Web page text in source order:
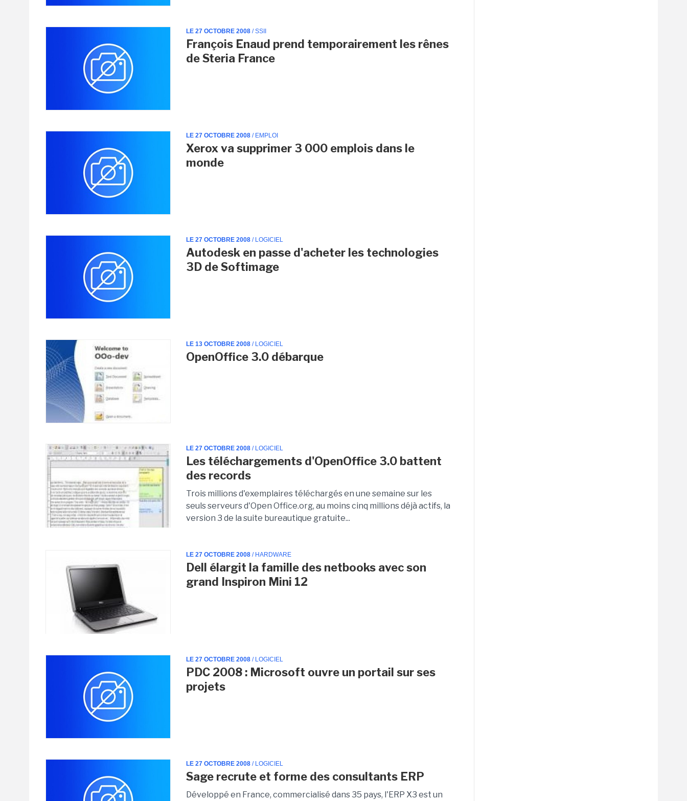
LE 27 OCTOBRE 2008 / SSII
François Enaud prend temporairement les rênes
de Steria France
LE 27 OCTOBRE 2008 / EMPLOI
Xerox va supprimer 3 000 emplois dans le
monde
LE 27 OCTOBRE 2008 / LOGICIEL
Autodesk en passe d'acheter les technologies
3D de Softimage
LE 13 OCTOBRE 2008 / LOGICIEL
OpenOffice 3.0 débarque
LE 27 OCTOBRE 2008 / LOGICIEL
Les téléchargements d'OpenOffice 3.0 battent
des records
Trois millions d'exemplaires téléchargés en une semaine sur les
seuls serveurs d'Open Office.org, au moins cinq millions déjà actifs, la
version 3 de la suite bureautique gratuite...
LE 27 OCTOBRE 2008 / HARDWARE
Dell élargit la famille des netbooks avec son
grand Inspiron Mini 12
LE 27 OCTOBRE 2008 / LOGICIEL
PDC 2008 : Microsoft ouvre un portail sur ses
projets
LE 27 OCTOBRE 2008 / LOGICIEL
Sage recrute et forme des consultants ERP
Développé en France, commercialisé dans 35 pays, l'ERP X3 est un